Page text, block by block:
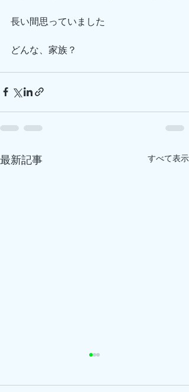
長い間思っていました
どんな、家族？
最新記事 すべて表示